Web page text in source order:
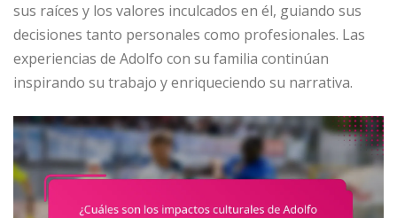
sus raíces y los valores inculcados en él, guiando sus
decisiones tanto personales como profesionales. Las
experiencias de Adolfo con su familia continúan
inspirando su trabajo y enriqueciendo su narrativa.